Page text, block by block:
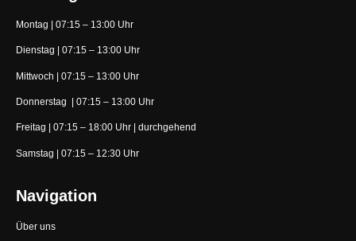
Montag | 07:15 – 13:00 Uhr
Dienstag | 07:15 – 13:00 Uhr
Mittwoch | 07:15 – 13:00 Uhr
Donnerstag | 07:15 – 13:00 Uhr
Freitag | 07:15 – 18:00 Uhr | durchgehend
Samstag | 07:15 – 12:30 Uhr
Navigation
Über uns